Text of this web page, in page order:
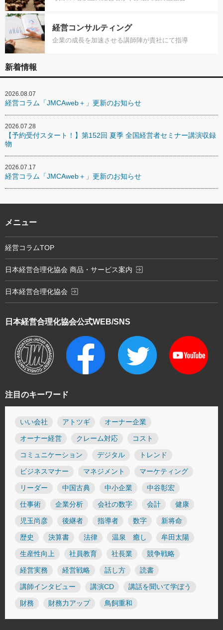
経営コンサルティング
企業の成長を加速させる講師陣が貴社にて指導
新着情報
2026.08.07
経営コラム「JMCAweb＋」更新のお知らせ
2026.07.28
【予約受付スタート！】第152回 夏季 全国経営者セミナー講演収録
物
2026.07.17
経営コラム「JMCAweb＋」更新のお知らせ
注目のキーワード
いい会社 アトツギ オーナー企業
オーナー経営 クレーム対応 コスト
コミュニケーション デジタル トレンド
ビジネスマナー マネジメント マーケティング
リーダー 中国古典 中小企業 中谷彰宏
仕事術 企業分析 会社の数字 会計 健康
児玉尚彦 後継者 指導者 数字 新将命
歴史 決算書 法律 温泉 癒し 牟田太陽
生産性向上 社員教育 社長業 競争戦略
経営実務 経営戦略 話し方 読書
講師インタビュー 講演CD 講話を聞いて学ぼう
財務 財務力アップ 鳥飼重和
日本経営合理化協会公式WEB/SNS
メニュー
経営コラムTOP
日本経営合理化協会 商品・サービス案内 exit_to_app
日本経営合理化協会 exit_to_app